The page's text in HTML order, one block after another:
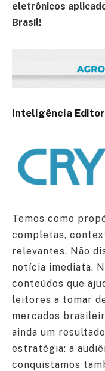
eletrônicos
Brasil!
Inteligência
Temos como
completas,
relevantes. Não
notícia imediata.
conteúdos que
leitores a tomar
mercados
ainda um
estratégia: a
conquistamos